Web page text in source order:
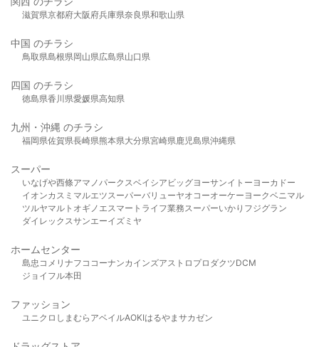
滋賀県京都府大阪府兵庫県奈良県和歌山県
中国 のチラシ
鳥取県島根県岡山県広島県山口県
四国 のチラシ
徳島県香川県愛媛県高知県
九州・沖縄 のチラシ
福岡県佐賀県長崎県熊本県大分県宮崎県鹿児島県沖縄県
スーパー
いなげや西條アマノパークスベイシア ビッグヨーサンイトーヨーカドー
イオンカスミ マルエツスーパーバリューヤオコーオーケー ヨークベニマル
ツルヤマルト オギノ エスマート ライフ業務スーパーいかり フジグラン
ダイレックスサンエーイズミヤ
ホームセンター
島忠 コメリ ナフコ コーナンカインズアストロプロダクツDCM
ジョイフル本田
ファッション
ユニクロ しまむら アベイルAOKIはるやま サカゼン